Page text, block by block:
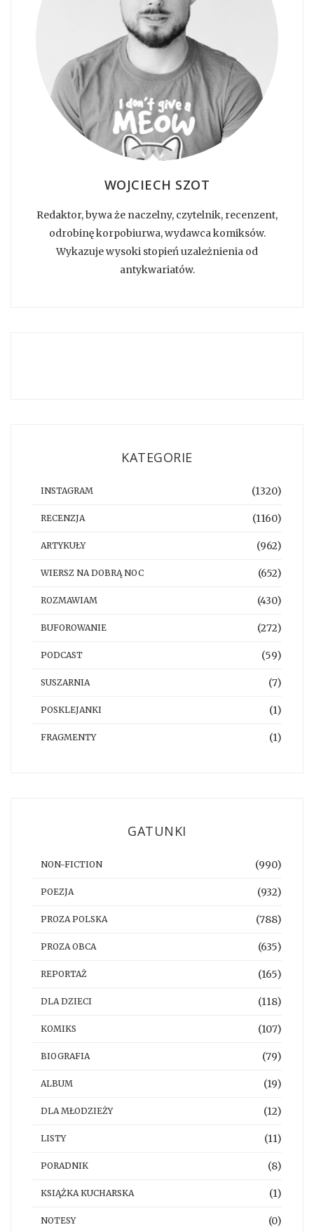
WOJCIECH SZOT
Redaktor, bywa że naczelny, czytelnik, recenzent,
odrobinę korpobiurwa, wydawca komiksów.
Wykazuje wysoki stopień uzależnienia od
antykwariatów.
KATEGORIE
INSTAGRAM (1320)
RECENZJA (1160)
ARTYKUŁY (962)
WIERSZ NA DOBRĄ NOC (652)
ROZMAWIAM (430)
BUFOROWANIE (272)
PODCAST (59)
SUSZARNIA (7)
POSKLEJANKI (1)
FRAGMENTY (1)
GATUNKI
NON-FICTION (990)
POEZJA (932)
PROZA POLSKA (788)
PROZA OBCA (635)
REPORTAŻ (165)
DLA DZIECI (118)
KOMIKS (107)
BIOGRAFIA (79)
ALBUM (19)
DLA MŁODZIEŻY (12)
LISTY (11)
PORADNIK (8)
KSIĄŻKA KUCHARSKA (1)
NOTESY (0)